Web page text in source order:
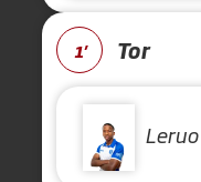
1' Tor
Leruo